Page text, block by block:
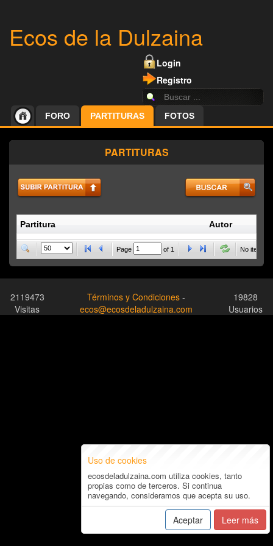
Ecos de la Dulzaina
Login
Registro
FORO PARTITURAS FOTOS
PARTITURAS
Partitura Autor
Page of 1 No items
2119473
Visitas
Términos y Condiciones -
ecos@ecosdeladulzaina.com
19828
Usuarios
Uso de cookies
ecosdeladulzaina.com utiliza cookies, tanto
propias como de terceros. Si continua
navegando, consideramos que acepta su uso.
Aceptar Leer más